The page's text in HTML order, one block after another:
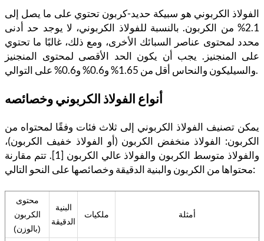
الفولاذ الكربوني هو سبيكة حديد-كربون تحتوي على ما يصل إلى
2.1% من الكربون. بالنسبة للفولاذ الكربوني، لا يوجد حد أدنى
محدد لمحتوى عناصر السبائك الأخرى، ومع ذلك، غالبًا ما تحتوي
على المنجنيز. يجب أن يكون الحد الأقصى لمحتوى المنجنيز
والسيليكون والنحاس أقل من 1.65% و0.6% و0.6% على التوالي.
أنواع الفولاذ الكربوني وخصائصه
يمكن تصنيف الفولاذ الكربوني إلى ثلاث فئات وفقًا لمحتواه من
الكربون: الفولاذ منخفض الكربون (أو الفولاذ خفيف الكربون)،
والفولاذ متوسط الكربون والفولاذ عالي الكربون [1]. تتم مقارنة
محتواها من الكربون والبنية الدقيقة وخصائصها على النحو التالي:
محتوى
الكربون
(بالوزن)
البنية
الدقيقة
ملكيات أمثلة